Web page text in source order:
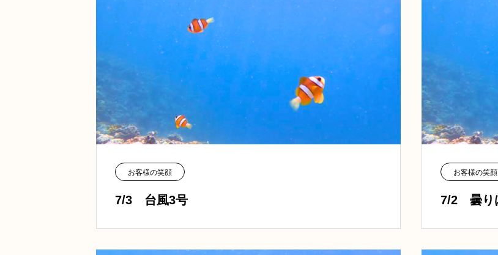
お客様の笑顔
7/3 台風3号
お客様の笑顔
7/2 曇り